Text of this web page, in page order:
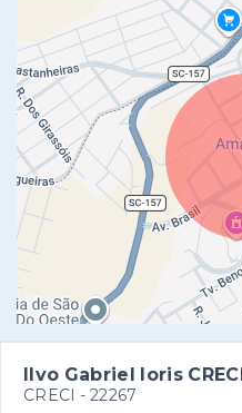
Ilvo Gabriel Ioris
CRECI - 22267